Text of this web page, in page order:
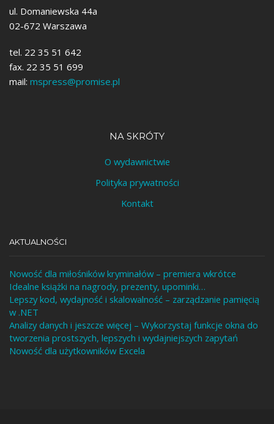
ul. Domaniewska 44a
02-672 Warszawa
tel. 22 35 51 642
fax. 22 35 51 699
mail: mspress@promise.pl
NA SKRÓTY
O wydawnictwie
Polityka prywatności
Kontakt
AKTUALNOŚCI
Nowość dla miłośników kryminałów – premiera wkrótce
Idealne książki na nagrody, prezenty, upominki…
Lepszy kod, wydajność i skalowalność – zarządzanie pamięcią
w .NET
Analizy danych i jeszcze więcej – Wykorzystaj funkcje okna do
tworzenia prostszych, lepszych i wydajniejszych zapytań
Nowość dla użytkowników Excela